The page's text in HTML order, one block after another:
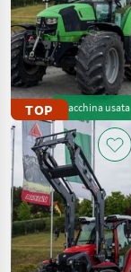
PERCORSO
ATTUALE
Settore
agricolo
Trattori
Trattori
Standard
SCEGLI
CATEGORIA
Steyr
350
Fendt
293
Reimposta
TOP Macchina usata